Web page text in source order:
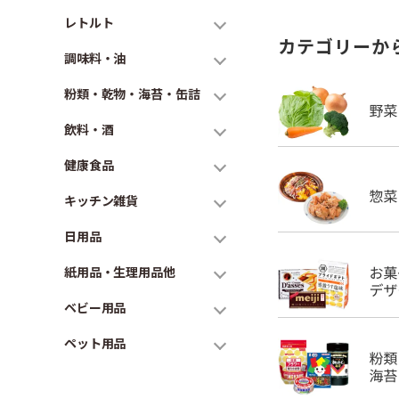
レトルト
調味料・油
粉類・乾物・海苔・缶詰
飲料・酒
健康食品
キッチン雑貨
日用品
紙用品・生理用品他
ベビー用品
ペット用品
カテゴリーか